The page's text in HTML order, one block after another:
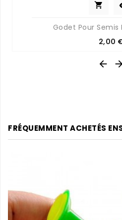

Godet Pour Semis
2,00
 
FRÉQUEMMENT ACHETÉS